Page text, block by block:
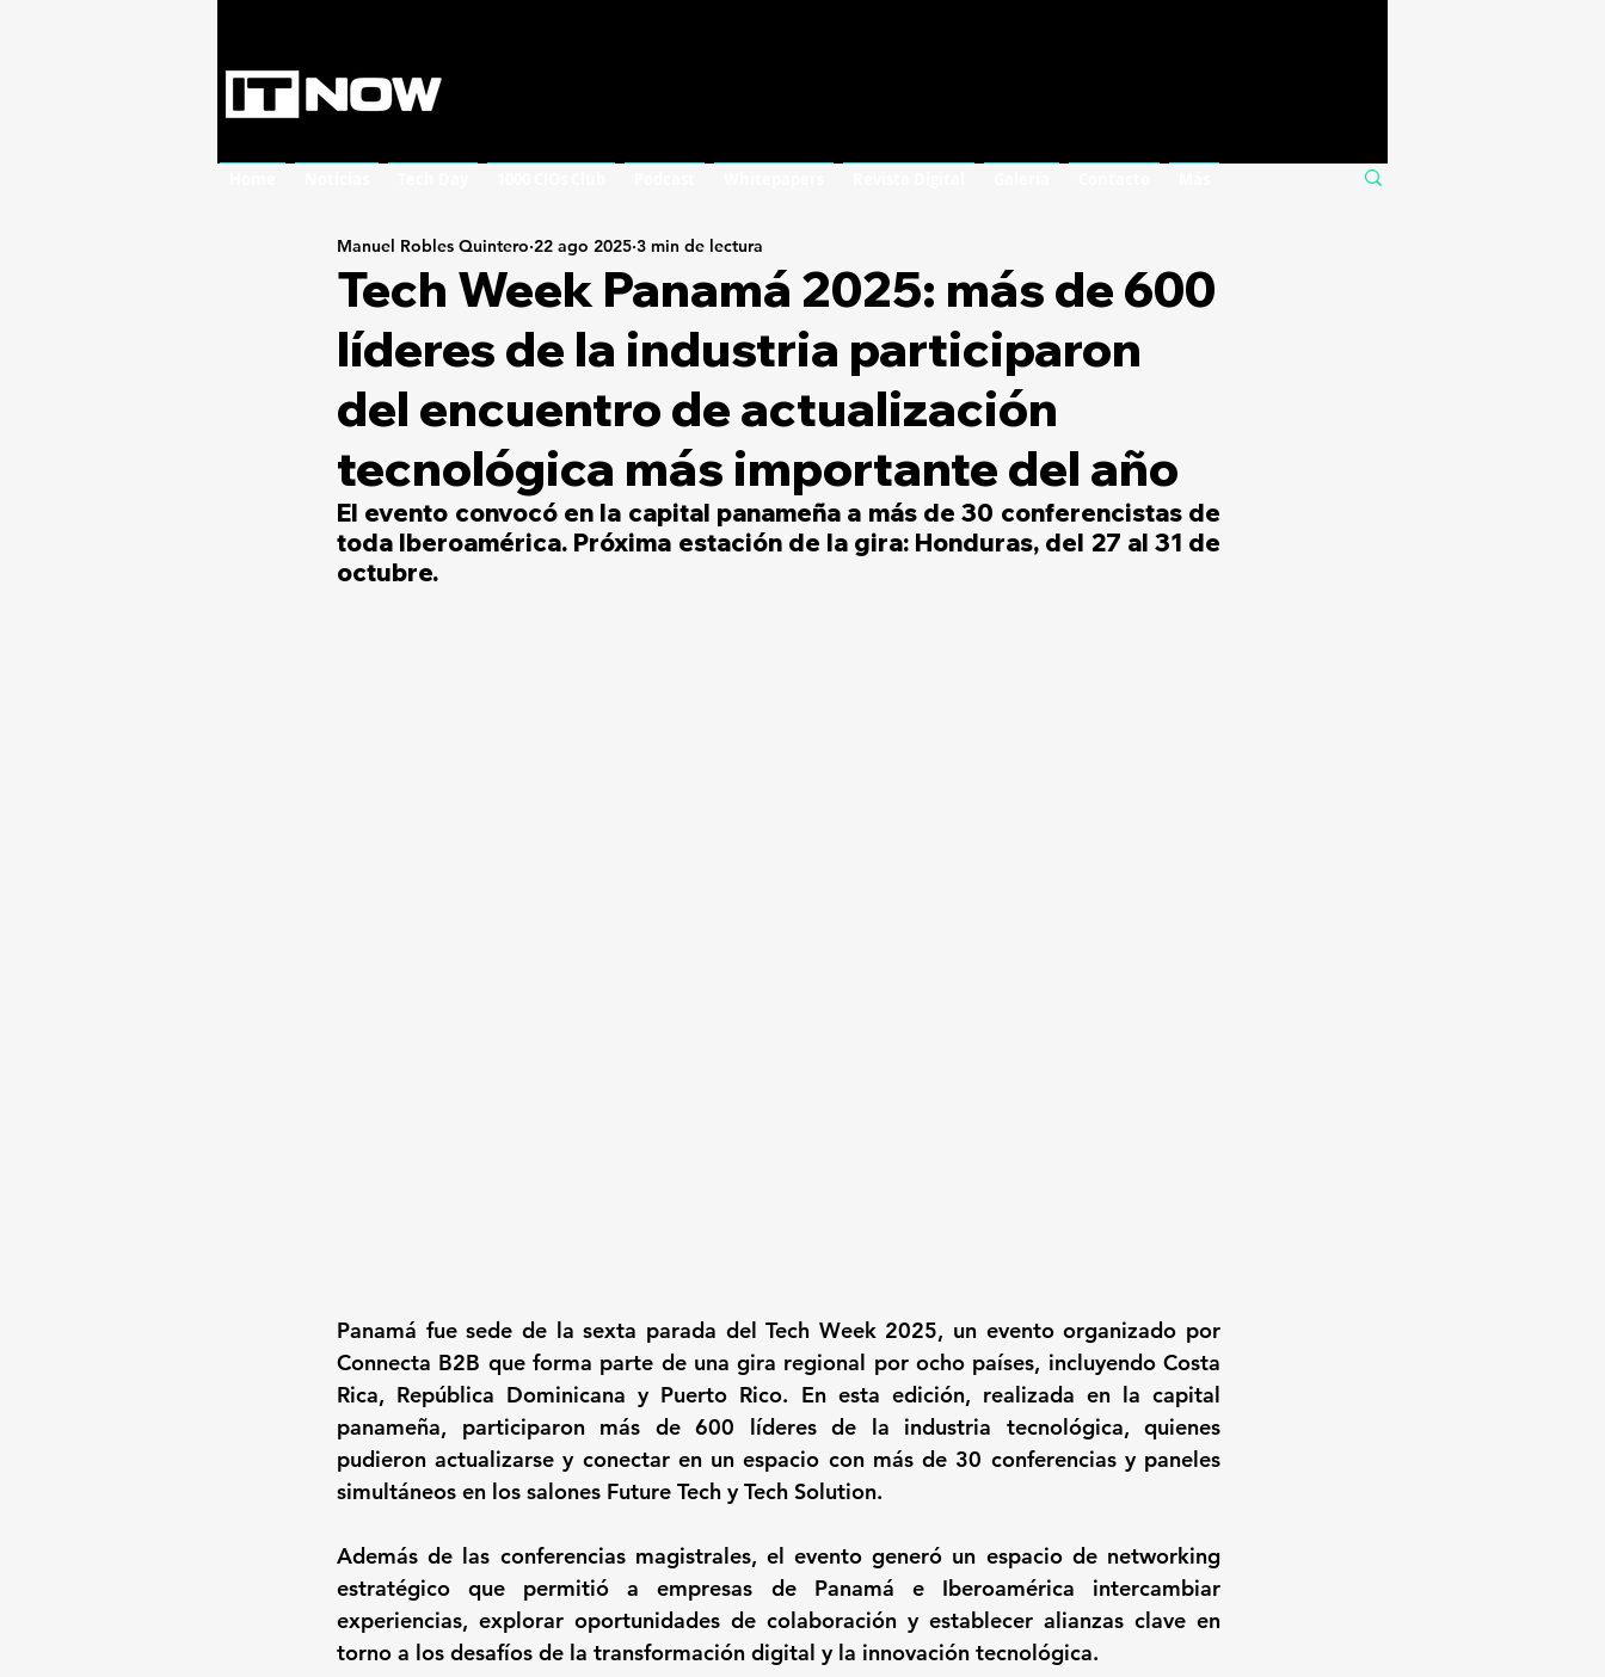
Tech Week Panamá 2025: más de 600
líderes de la industria participaron
del encuentro de actualización
tecnológica más importante del año
Manuel Robles Quintero 22 ago 2025 3 min de lectura
El evento convocó en la capital panameña a más de 30 conferencistas de
toda Iberoamérica. Próxima estación de la gira: Honduras, del 27 al 31 de
octubre.
Panamá fue sede de la sexta parada del Tech Week 2025, un evento organizado por
Connecta B2B que forma parte de una gira regional por ocho países, incluyendo Costa
Rica, República Dominicana y Puerto Rico. En esta edición, realizada en la capital
panameña, participaron más de 600 líderes de la industria tecnológica, quienes
pudieron actualizarse y conectar en un espacio con más de 30 conferencias y paneles
simultáneos en los salones Future Tech y Tech Solution.
Además de las conferencias magistrales, el evento generó un espacio de networking
estratégico que permitió a empresas de Panamá e Iberoamérica intercambiar
experiencias, explorar oportunidades de colaboración y establecer alianzas clave en
torno a los desafíos de la transformación digital y la innovación tecnológica.